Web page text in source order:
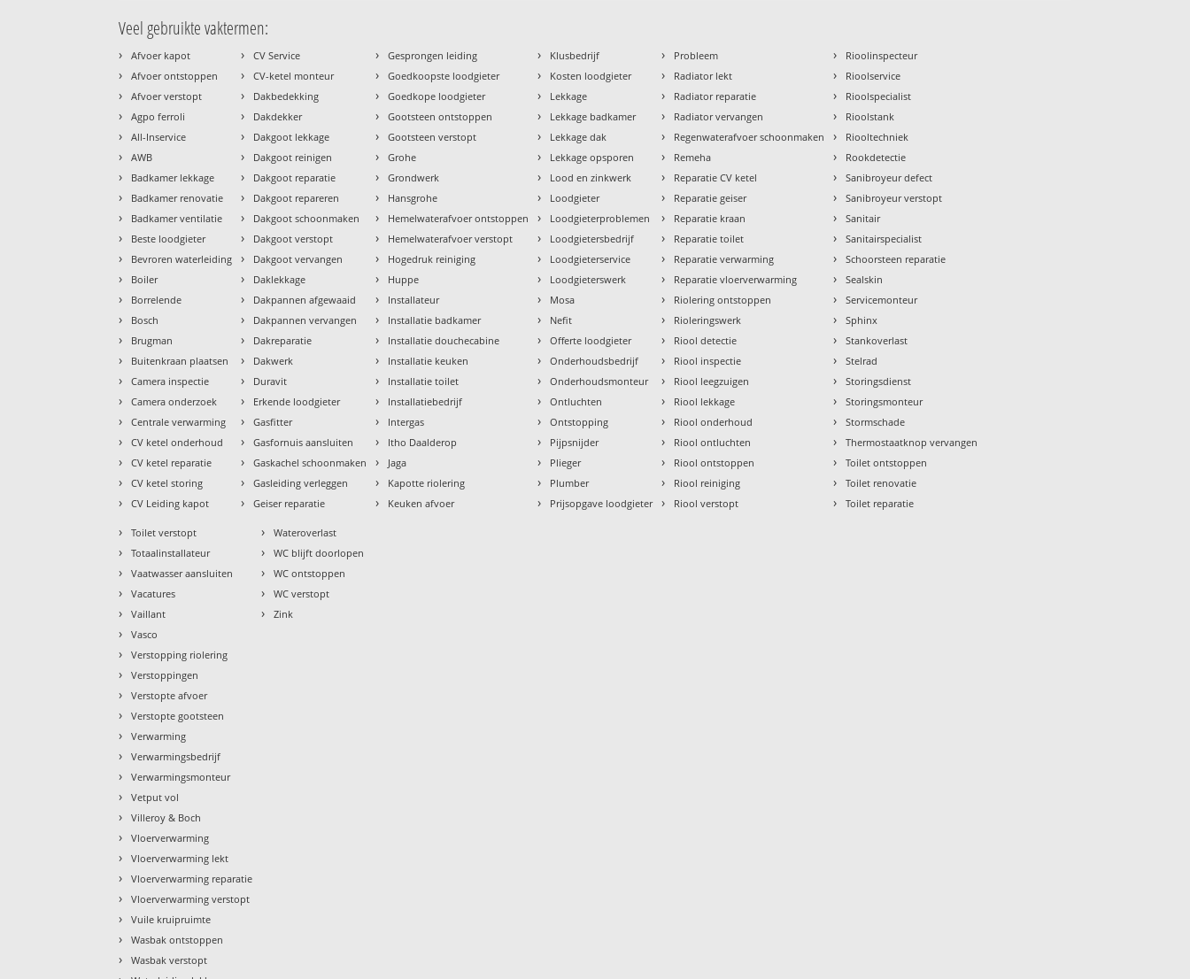
Veel gebruikte vaktermen:
› Afvoer kapot
› Afvoer ontstoppen
› Afvoer verstopt
› Agpo ferroli
› All-Inservice
› AWB
› Badkamer lekkage
› Badkamer renovatie
› Badkamer ventilatie
› Beste loodgieter
› Bevroren waterleiding
› Boiler
› Borrelende
› Bosch
› Brugman
› Buitenkraan plaatsen
› Camera inspectie
› Camera onderzoek
› Centrale verwarming
› CV ketel onderhoud
› CV ketel reparatie
› CV ketel storing
› CV Leiding kapot
› CV Service
› CV-ketel monteur
› Dakbedekking
› Dakdekker
› Dakgoot lekkage
› Dakgoot reinigen
› Dakgoot reparatie
› Dakgoot repareren
› Dakgoot schoonmaken
› Dakgoot verstopt
› Dakgoot vervangen
› Daklekkage
› Dakpannen afgewaaid
› Dakpannen vervangen
› Dakreparatie
› Dakwerk
› Duravit
› Erkende loodgieter
› Gasfitter
› Gasfornuis aansluiten
› Gaskachel schoonmaken
› Gasleiding verleggen
› Geiser reparatie
› Gesprongen leiding
› Goedkoopste loodgieter
› Goedkope loodgieter
› Gootsteen ontstoppen
› Gootsteen verstopt
› Grohe
› Grondwerk
› Hansgrohe
› Hemelwaterafvoer ontstoppen
› Hemelwaterafvoer verstopt
› Hogedruk reiniging
› Huppe
› Installateur
› Installatie badkamer
› Installatie douchecabine
› Installatie keuken
› Installatie toilet
› Installatiebedrijf
› Intergas
› Itho Daalderop
› Jaga
› Kapotte riolering
› Keuken afvoer
› Klusbedrijf
› Kosten loodgieter
› Lekkage
› Lekkage badkamer
› Lekkage dak
› Lekkage opsporen
› Lood en zinkwerk
› Loodgieter
› Loodgieterproblemen
› Loodgietersbedrijf
› Loodgieterservice
› Loodgieterswerk
› Mosa
› Nefit
› Offerte loodgieter
› Onderhoudsbedrijf
› Onderhoudsmonteur
› Ontluchten
› Ontstopping
› Pijpsnijder
› Plieger
› Plumber
› Prijsopgave loodgieter
› Probleem
› Radiator lekt
› Radiator reparatie
› Radiator vervangen
› Regenwaterafvoer schoonmaken
› Remeha
› Reparatie CV ketel
› Reparatie geiser
› Reparatie kraan
› Reparatie toilet
› Reparatie verwarming
› Reparatie vloerverwarming
› Riolering ontstoppen
› Rioleringswerk
› Riool detectie
› Riool inspectie
› Riool leegzuigen
› Riool lekkage
› Riool onderhoud
› Riool ontluchten
› Riool ontstoppen
› Riool reiniging
› Riool verstopt
› Rioolinspecteur
› Rioolservice
› Rioolspecialist
› Rioolstank
› Riooltechniek
› Rookdetectie
› Sanibroyeur defect
› Sanibroyeur verstopt
› Sanitair
› Sanitairspecialist
› Schoorsteen reparatie
› Sealskin
› Servicemonteur
› Sphinx
› Stankoverlast
› Stelrad
› Storingsdienst
› Storingsmonteur
› Stormschade
› Thermostaatknop vervangen
› Toilet ontstoppen
› Toilet renovatie
› Toilet reparatie
› Toilet verstopt
› Totaalinstallateur
› Vaatwasser aansluiten
› Vacatures
› Vaillant
› Vasco
› Verstopping riolering
› Verstoppingen
› Verstopte afvoer
› Verstopte gootsteen
› Verwarming
› Verwarmingsbedrijf
› Verwarmingsmonteur
› Vetput vol
› Villeroy & Boch
› Vloerverwarming
› Vloerverwarming lekt
› Vloerverwarming reparatie
› Vloerverwarming verstopt
› Vuile kruipruimte
› Wasbak ontstoppen
› Wasbak verstopt
› Wateroverlast
› WC blijft doorlopen
› WC ontstoppen
› WC verstopt
› Zink